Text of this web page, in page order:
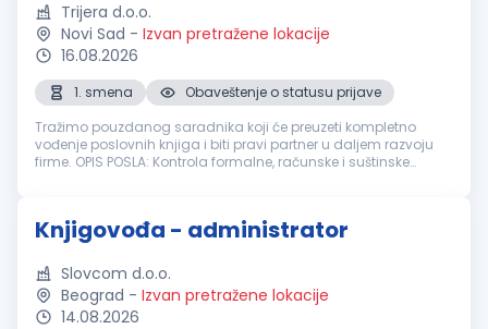
Trijera d.o.o.
Novi Sad - Izvan pretražene lokacije
16.08.2026
1. smena
Obaveštenje o statusu prijave
Tražimo pouzdanog saradnika koji će preuzeti kompletno
vođenje poslovnih knjiga i biti pravi partner u daljem razvoju
firme. OPIS POSLA: Kontrola formalne, računske i suštinske
Knjigovođa - administrator
Slovcom d.o.o.
Beograd - Izvan pretražene lokacije
14.08.2026